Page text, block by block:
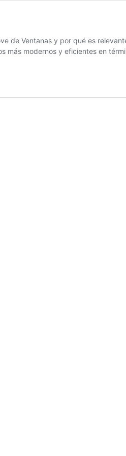
de Ventanas y por qué es
más modernos y eficientes en